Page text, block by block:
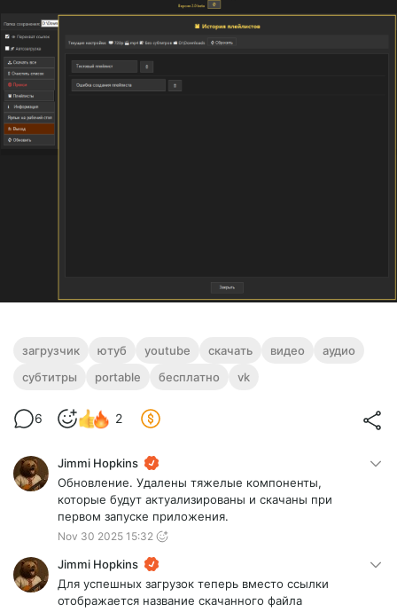
загрузчик ютуб youtube скачать видео
аудио
субтитры
portable бесплатно vk
6 2
Jimmi Hopkins
Обновление. Удалены тяжелые компоненты,
которые будут актуализированы и скачаны при
первом запуске приложения.
Nov 30 2025 15:32
Jimmi Hopkins
Для успешных загрузок теперь вместо ссылки
отображается название скачанного файла